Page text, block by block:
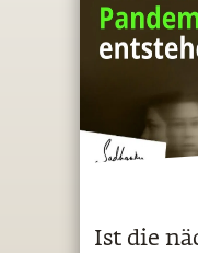
Ist die